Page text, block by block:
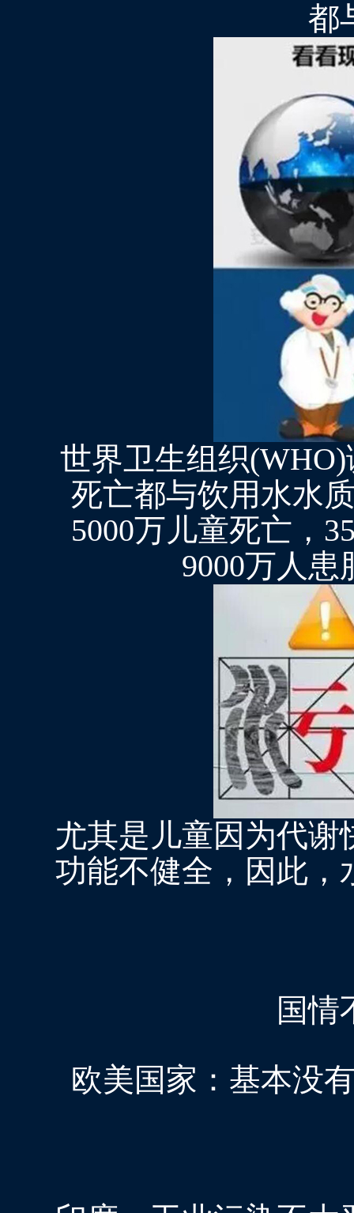
都
世界卫生组织
死亡都与饮用水水
5000万儿童死亡，
9000万人
尤其是儿童因为代
功能不健全，因此，
国情
欧美国家：基本没